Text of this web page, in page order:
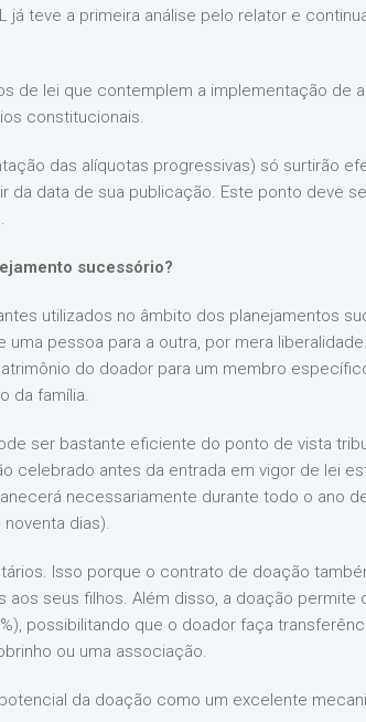
já teve a primeira análise pelo relator e
de lei que contemplem a implementação de
constitucionais.
das alíquotas progressivas) só surtirão
da data de sua publicação. Este ponto deve
sucessório?
utilizados no âmbito dos planejamentos
pessoa para a outra, por mera
do doador para um membro
da família.
ser bastante eficiente do ponto de vista
celebrado antes da entrada em vigor de lei
necessariamente durante todo o ano
dias).
Isso porque o contrato de doação
seus filhos. Além disso, a doação permite
possibilitando que o doador faça
ou uma associação.
da doação como um excelente